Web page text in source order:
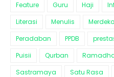
Feature
Guru Haji
Literasi
Menulis Merdeka
Peradaban
PPDB
Puisii
Qurban
Sastramaya
Satu Rasa